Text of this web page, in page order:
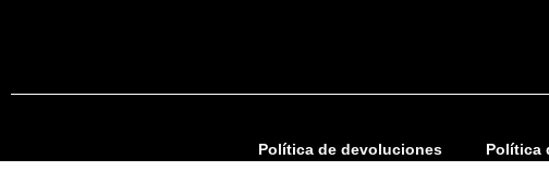
Política de devoluciones Política